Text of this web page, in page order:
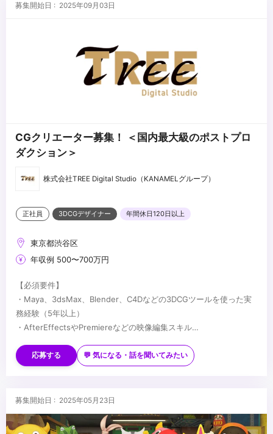
募集開始日 : 2025年09月03日
CGクリエーター募集！ ＜国内最大級のポストプロ
ダクション＞
株式会社TREE Digital Studio（KANAMELグループ）
正社員 3DCGデザイナー 年間休日120日以上
東京都渋谷区
年収例 500〜700万円
【必須要件】
・Maya、3dsMax、Blender、C4Dなどの3DCGツールを使った実
務経験（5年以上）
・AfterEffectsやPremiereなどの映像編集スキル
・Web、映像、ゲーム業界などクリエイティブ分野での実務経験
（5年以上）
・UnrealEngine、Unityなどの実務経験
・インタラクティブコンテンツなど新しい技術を使ったクリエイ
・ディレクションやクオリティーマネージメントの実務経験
...
応募する 💬 気になる・話を聞いてみたい
募集開始日 : 2025年05月23日